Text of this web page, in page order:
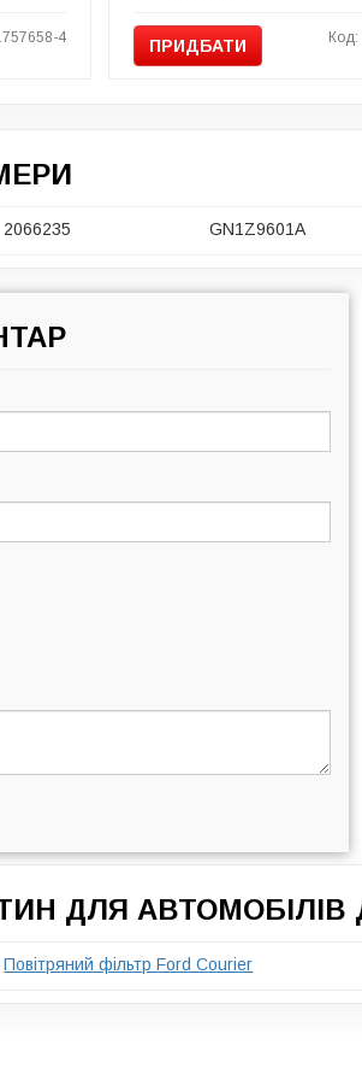
4 ПРИДБАТИ Код:
2066235 GN1Z9601A
ДЛЯ
Повітряний фільтр Ford Courier